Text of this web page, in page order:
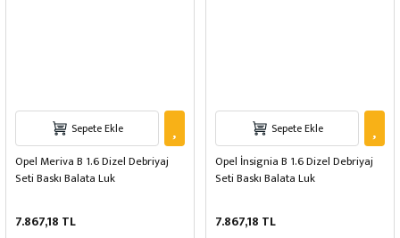
Sepete Ekle
Opel Meriva B 1.6 Dizel Debriyaj
Seti Baskı Balata Luk
7.867,18 TL
Sepete Ekle
Opel İnsignia B 1.6 Dizel Debriyaj
Seti Baskı Balata Luk
7.867,18 TL